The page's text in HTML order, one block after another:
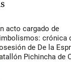
acto cargado de
crónica
de De la
Pichincha de